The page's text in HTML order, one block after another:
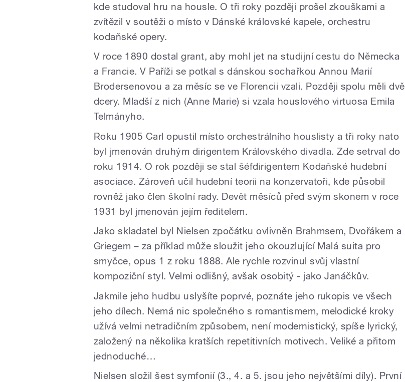
kde studoval hru na housle. O tři roky později prošel zkouškami a
zvítězil v soutěži o místo v Dánské královské kapele, orchestru
kodaňské opery.
V roce 1890 dostal grant, aby mohl jet na studijní cestu do Německa
a Francie. V Paříži se potkal s dánskou sochařkou Annou Marií
Brodersenovou a za měsíc se ve Florencii vzali. Později spolu měli dvě
dcery. Mladší z nich (Anne Marie) si vzala houslového virtuosa Emila
Telmányho.
Roku 1905 Carl opustil místo orchestrálního houslisty a tři roky nato
byl jmenován druhým dirigentem Královského divadla. Zde setrval do
roku 1914. O rok později se stal šéfdirigentem Kodaňské hudební
asociace. Zároveň učil hudební teorii na konzervatoři, kde působil
rovněž jako člen školní rady. Devět měsíců před svým skonem v roce
1931 byl jmenován jejím ředitelem.
Jako skladatel byl Nielsen zpočátku ovlivněn Brahmsem, Dvořákem a
Griegem – za příklad může sloužit jeho okouzlující Malá suita pro
smyčce, opus 1 z roku 1888. Ale rychle rozvinul svůj vlastní
kompoziční styl. Velmi odlišný, avšak osobitý - jako Janáčkův.
Jakmile jeho hudbu uslyšíte poprvé, poznáte jeho rukopis ve všech
jeho dílech. Nemá nic společného s romantismem, melodické kroky
užívá velmi netradičním způsobem, není modernistický, spíše lyrický,
založený na několika kratších repetitivních motivech. Veliké a přitom
jednoduché…
Nielsen složil šest symfonií (3., 4. a 5. jsou jeho největšími díly). První